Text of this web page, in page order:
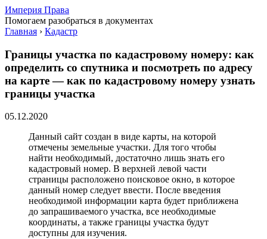
Империя Права
Помогаем разобраться в документах
Главная › Кадастр
Границы участка по кадастровому номеру: как
определить со спутника и посмотреть по адресу
на карте — как по кадастровому номеру узнать
границы участка
05.12.2020
Данный сайт создан в виде карты, на которой
отмечены земельные участки. Для того чтобы
найти необходимый, достаточно лишь знать его
кадастровый номер. В верхней левой части
страницы расположено поисковое окно, в которое
данный номер следует ввести. После введения
необходимой информации карта будет приближена
до запрашиваемого участка, все необходимые
координаты, а также границы участка будут
доступны для изучения.